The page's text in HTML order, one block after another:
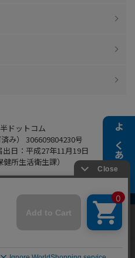
よくある質問
ドットコム
み） 306609804230号
日：平成27年11月19日
健所生活衛生課）
Partners Co., Ltd.
り良いサービス
しています。
、クッキーの使
同意する